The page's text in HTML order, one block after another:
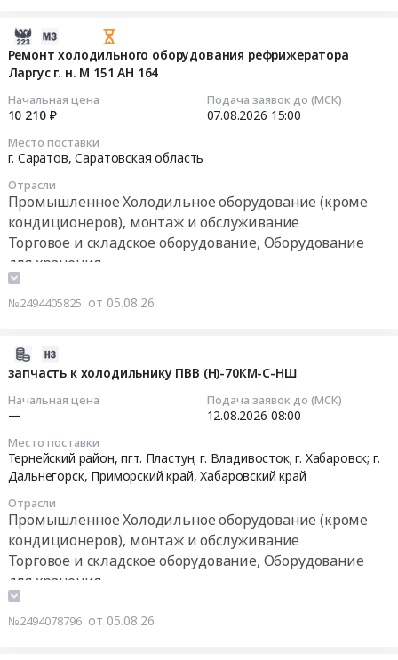
76).
Торговое и складское оборудование, Оборудование
для хранения
Ремонт холодильного оборудования рефрижератора
Ларгус г. н. М 151 АН 164
Начальная цена
10 210 ₽
Подача заявок до (МСК)
07.08.2026 15:00
Место поставки
г. Саратов,Саратовская область
Отрасли
Промышленное Холодильное оборудование (кроме
кондиционеров), монтаж и обслуживание
Торговое и складское оборудование, Оборудование
для хранения
№2494405825 от 05.08.26
запчасть к холодильнику ПВВ (Н)-70КМ-С-НШ
Начальная цена
—
Подача заявок до (МСК)
12.08.2026 08:00
Место поставки
Тернейский район, пгт. Пластун; г. Владивосток; г. Хабаровск; г.
Дальнегорск, Приморский край,Хабаровский край
Отрасли
Промышленное Холодильное оборудование (кроме
кондиционеров), монтаж и обслуживание
Торговое и складское оборудование, Оборудование
для хранения
№2494078796 от 05.08.26